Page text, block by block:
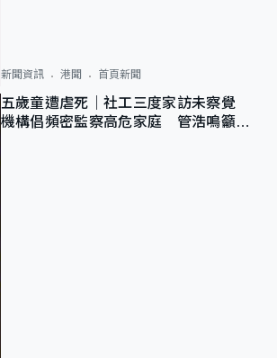
新聞資訊 港聞 首頁新聞
五歲童遭虐死｜社工三度家訪未察覺
機構倡頻密監察高危家庭 管浩鳴籲加